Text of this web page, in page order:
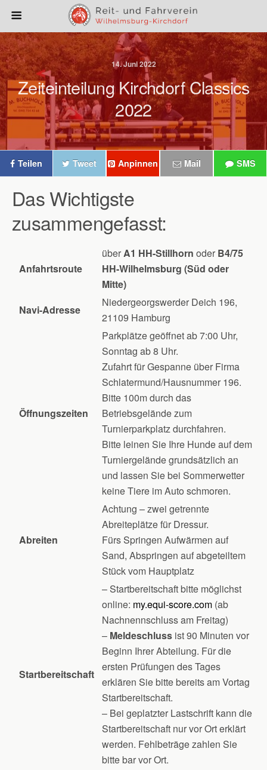
14. Juni 2022
Zeiteinteilung Kirchdorf Classics
2022
Teilen Tweet Anpinnen Mail SMS
Das Wichtigste
zusammengefasst:
Anfahrtsroute
überA1 HH-Stillhorn oder B4/75
HH-Wilhelmsburg (Süd oder
Mitte)
Navi-Adresse
Niedergeorgswerder Deich 196,
21109 Hamburg
Öffnungszeiten
Parkplätze geöffnet ab 7:00 Uhr,
Sonntag ab 8 Uhr.
Zufahrt für Gespanne über Firma
Schlatermund/Hausnummer 196.
Bitte 100m durch das
Betriebsgelände zum
Turnierparkplatz durchfahren.
Bitte leinen Sie Ihre Hunde auf dem
Turniergelände grundsätzlich an
und lassen Sie bei Sommerwetter
keine Tiere im Auto schmoren.
Abreiten
Achtung – zwei getrennte
Abreiteplätze für Dressur.
Fürs Springen Aufwärmen auf
Sand, Abspringen auf abgeteiltem
Stück vom Hauptplatz
Startbereitschaft
– Startbereitschaft bitte möglichst
online: my.equi-score.com (ab
Nachnennschluss am Freitag)
– Meldeschluss ist 90 Minuten vor
Beginn Ihrer Abteilung. Für die
ersten Prüfungen des Tages
erklären Sie bitte bereits am Vortag
Startbereitschaft.
– Bei geplatzter Lastschrift kann die
Startbereitschaft nur vor Ort erklärt
werden. Fehlbeträge zahlen Sie
bitte bar vor Ort.